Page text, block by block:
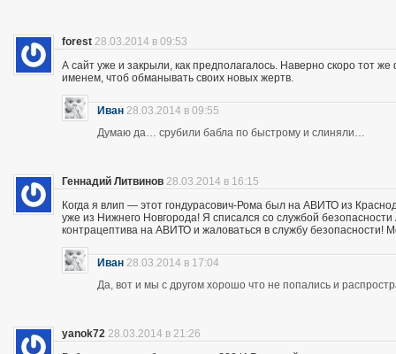
forest 28.03.2014 в 09:53
А сайт уже и закрыли, как предполагалось. Наверно скоро тот
именем, чтоб обманывать своих новых жертв.
Иван 28.03.2014 в 09:55
Думаю да… срубили бабла по быстрому и слиняли…
Геннадий Литвинов 28.03.2014 в 16:15
Когда я влип — этот гондурасович-Рома был на АВИТО из
уже из Нижнего Новгорода! Я списался со службой
контрацептива на АВИТО и жаловаться в службу безопасности!
Иван 28.03.2014 в 17:04
Да, вот и мы с другом хорошо что не попались и
yanok72 28.03.2014 в 21:26